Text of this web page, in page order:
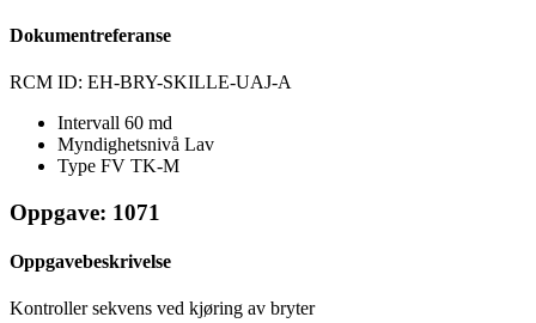
Dokumentreferanse
RCM ID: EH-BRY-SKILLE-UAJ-A
Intervall 60 md
Myndighetsnivå Lav
Type FV TK-M
Oppgave: 1071
Oppgavebeskrivelse
Kontroller sekvens ved kjøring av bryter